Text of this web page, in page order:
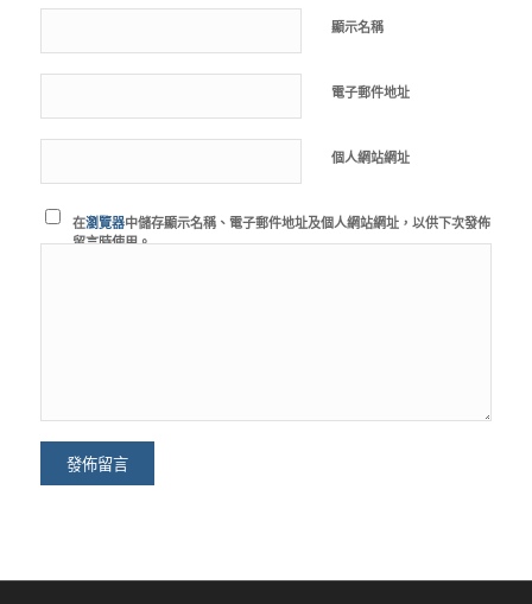
顯示名稱
電子郵件地址
個人網站網址
在瀏覽器中儲存顯示名稱、電子郵件地址及個人網站網址，以供下次發佈
留言時使用。